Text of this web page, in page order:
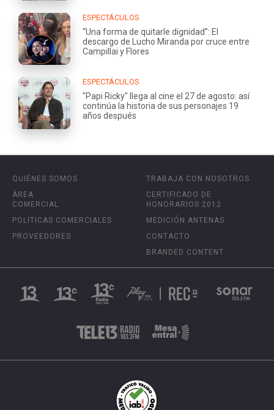
ESPECTÁCULOS
“Una forma de quitarle dignidad”: El
descargo de Lucho Miranda por cruce entre
Campillai y Flores
ESPECTÁCULOS
"Papi Ricky" llega al cine el 27 de agosto: así
continúa la historia de sus personajes 19
años después
QUIÉNES SOMOS
ÁREA
COMERCIAL
POLÍTICAS COMERCIALES
PROVEEDORES
TRABAJA CON NOSOTROS
CERTIFICADO DE
HONORARIOS 2012
MEDICIÓN ANTENAS
CONTACTO
BRANDED CONTENT